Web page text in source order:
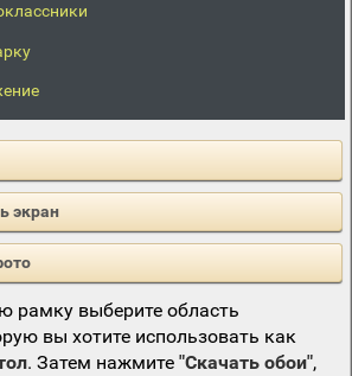
экран
рамку выберите область
вы хотите использовать как
. Затем нажмите "Скачать обои",